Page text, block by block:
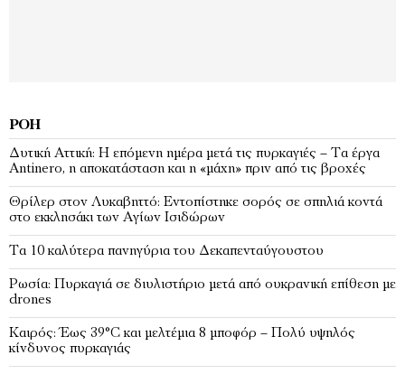
ΡΟΉ
Δυτική Αττική: Η επόμενη ημέρα μετά τις πυρκαγιές – Τα έργα
Antinero, η αποκατάσταση και η «μάχη» πριν από τις βροχές
Θρίλερ στον Λυκαβηττό: Εντοπίστηκε σορός σε σπηλιά κοντά
στο εκκλησάκι των Αγίων Ισιδώρων
Τα 10 καλύτερα πανηγύρια του Δεκαπενταύγουστου
Ρωσία: Πυρκαγιά σε διυλιστήριο μετά από ουκρανική επίθεση με
drones
Καιρός: Έως 39°C και μελτέμια 8 μποφόρ – Πολύ υψηλός
κίνδυνος πυρκαγιάς